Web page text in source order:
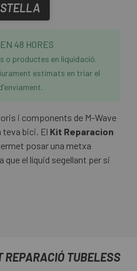
48 HORES
o productes en liquidació.
estimats en triar el
i components de M-Wave
teva bici. El Kit Reparacion
posar una metxa
que el líquid segellant per si
REPARACIÓ TUBELESS